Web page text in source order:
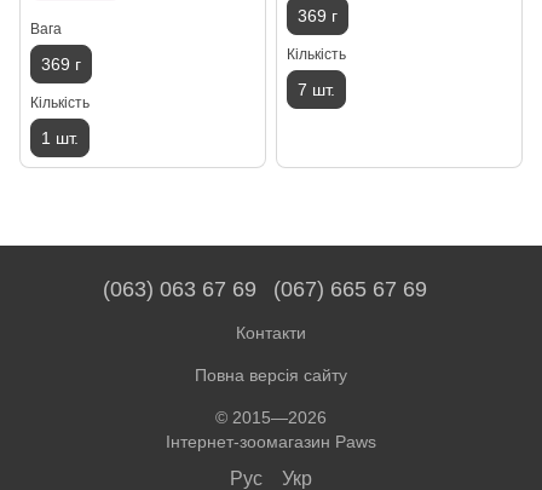
Вага
369 г
Кількість
1 шт.
369 г
Кількість
7 шт.
(063) 063 67 69 (067) 665 67 69
Контакти
Повна версія сайту
© 2015—2026
Інтернет-зоомагазин Paws
Рус Укр